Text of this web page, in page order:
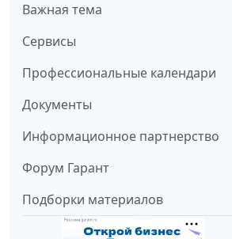
Важная тема
Сервисы
Профессиональные календари
Документы
Информационное партнерство
Форум Гарант
Подборки материалов